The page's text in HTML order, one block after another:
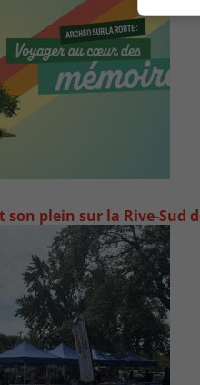
son plein sur la Rive-Sud